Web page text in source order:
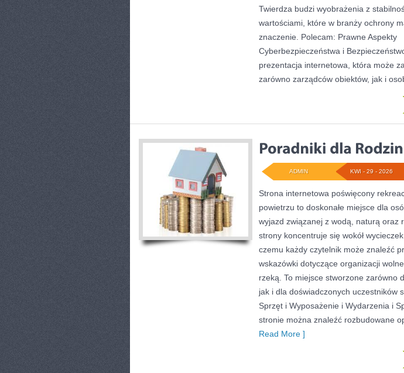
Twierdza budzi wyobrażenia z
wartościami, które w branży ochrony
znaczenie. Polecam: Prawne Aspekty
Cyberbezpieczeństwa i
prezentacja internetowa, która może
zarówno zarządców obiektów, jak i
KWI - 29 - 2026
ADMIN
Strona internetowa poświęcony
powietrzu to doskonałe miejsce dla
wyjazd związanej z wodą, naturą oraz
strony koncentruje się wokół
czemu każdy czytelnik może znaleźć
wskazówki dotyczące organizacji
rzeką. To miejsce stworzone zarówno
jak i dla doświadczonych uczestników
Sprzęt i Wyposażenie i Wydarzenia i
stronie można znaleźć rozbudowane
Read More ]